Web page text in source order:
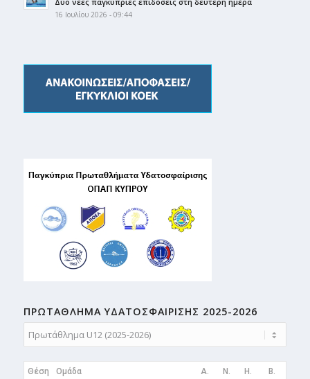
16 Ιουλίου 2026 - 09:44
ΠΡΩΤΑΘΛΗMA ΥΔΑΤΟΣΦΑΙΡΙΣΗΣ 2025-2026
Θέση Ομάδα A. N. H. B.